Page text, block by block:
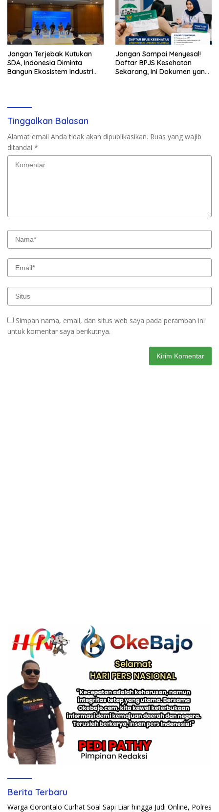
Jangan Terjebak Kutukan
SDA, Indonesia Diminta
Bangun Ekosistem Industri
Jangan Sampai Menyesal!
Daftar BPJS Kesehatan
Sekarang, Ini Dokumen yang
Tinggalkan Balasan
Alamat email Anda tidak akan dipublikasikan. Ruas yang wajib
ditandai *
Simpan nama, email, dan situs web saya pada peramban ini
untuk komentar saya berikutnya.
Berita Terbaru
Warga Gorontalo Curhat Soal Sapi Liar hingga Judi Online, Polres